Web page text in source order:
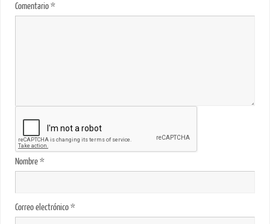
Comentario*
Nombre*
Correo electrónico*